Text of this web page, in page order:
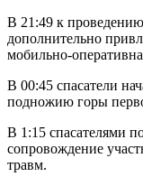
В 21:49 к
дополнительно
мобильно-
В 00:45 спасатели
подножию горы
В 1:15 спасателями
сопровождение
травм.